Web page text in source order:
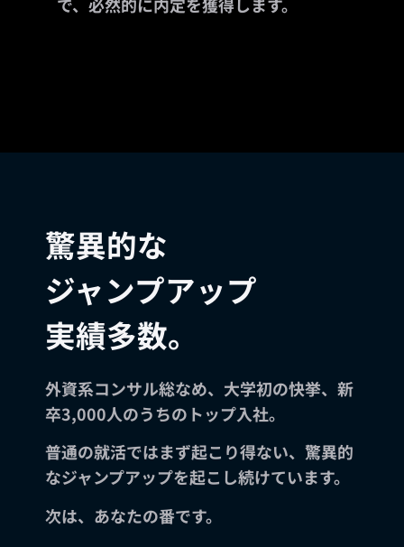
驚異的な
ジャンプアップ
実績多数。
外資系コンサル総なめ、大学初の快挙、新
卒3,000人のうちのトップ入社。
普通の就活ではまず起こり得ない、驚異的
なジャンプアップを起こし続けています。
次は、あなたの番です。